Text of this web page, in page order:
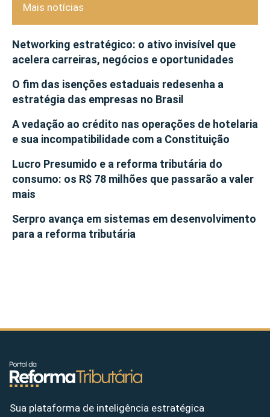
Mais notícias
Networking estratégico: o ativo invisível que
acelera carreiras, negócios e oportunidades
O fim das isenções estaduais redesenha a
estratégia das empresas no Brasil
A vedação ao crédito nas operações de hotelaria
e sua incompatibilidade com a Constituição
Lucro Presumido e a reforma tributária do
consumo: os R$ 78 milhões que passarão a valer
mais
Serpro avança em sistemas em desenvolvimento
para a reforma tributária
Sua plataforma de inteligência estratégica